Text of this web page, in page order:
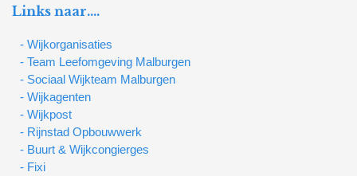
Links naar….
- Wijkorganisaties
- Team Leefomgeving Malburgen
- Sociaal Wijkteam Malburgen
- Wijkagenten
- Wijkpost
- Rijnstad Opbouwwerk
- Buurt & Wijkcongierges
- Fixi